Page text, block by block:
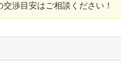
渉目安はご相談ください！